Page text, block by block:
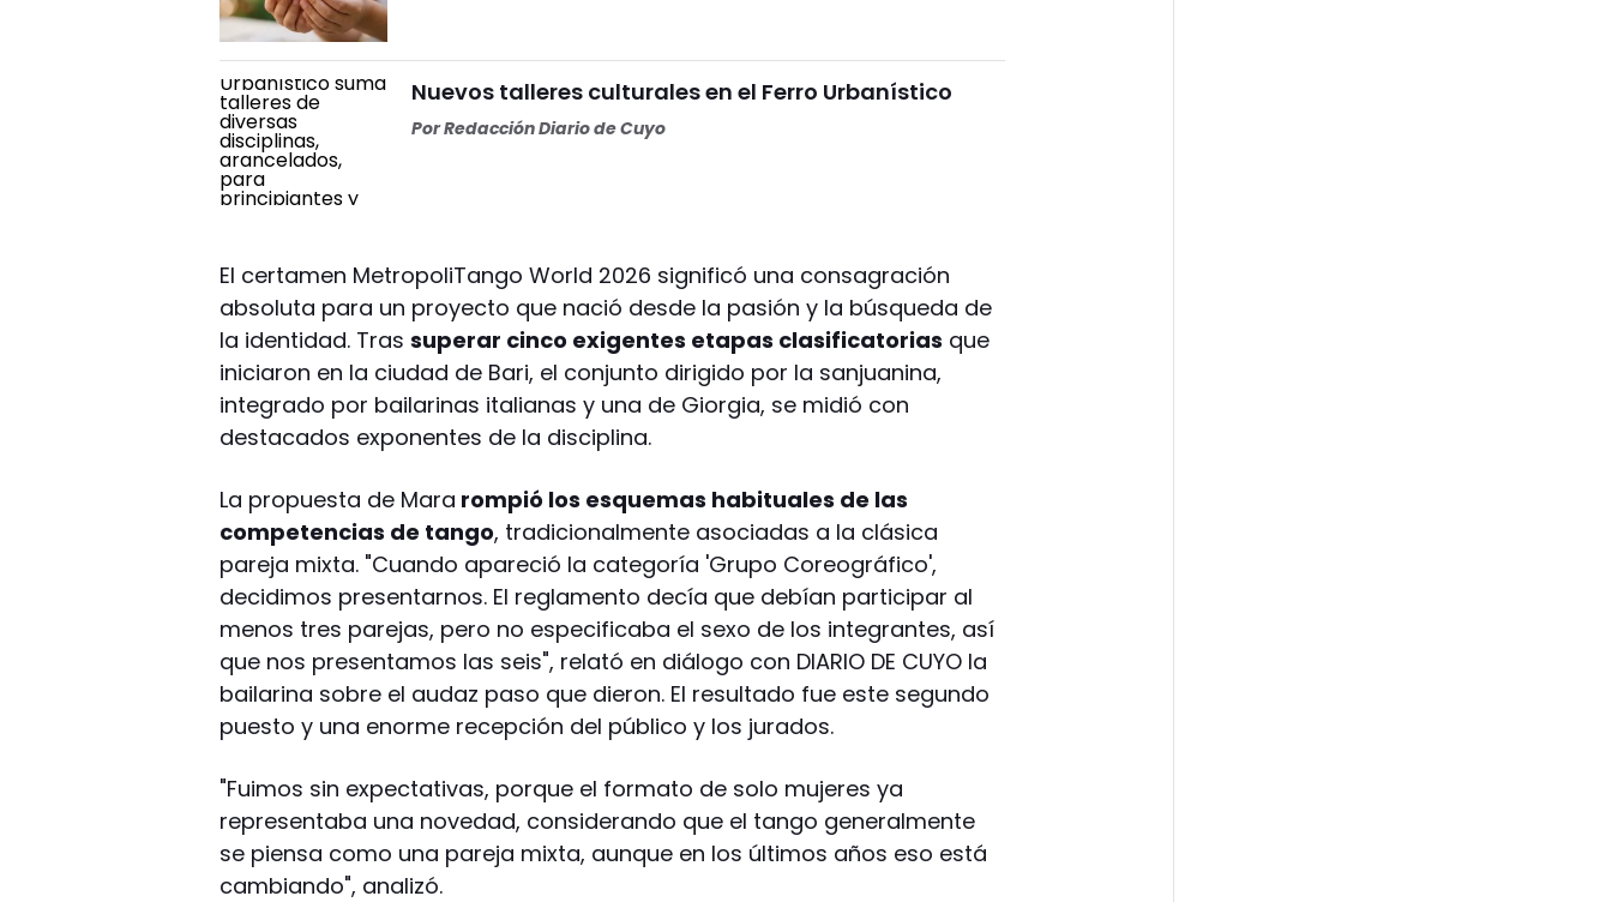
Nuevos talleres culturales en el Ferro Urbanístico
PorRedacción Diario de Cuyo
El certamen MetropoliTango World 2026 significó una consagración
absoluta para un proyecto que nació desde la pasión y la búsqueda de
la identidad. Trassuperar cinco exigentes etapas clasificatorias que
iniciaron en la ciudad de Bari, el conjunto dirigido por la sanjuanina,
integrado por bailarinas italianas y una de Giorgia, se midió con
destacados exponentes de la disciplina.
La propuesta de Mara rompió los esquemas habituales de las
competencias de tango, tradicionalmente asociadas a la clásica
pareja mixta. "Cuando apareció la categoría 'Grupo Coreográfico',
decidimos presentarnos. El reglamento decía que debían participar al
menos tres parejas, pero no especificaba el sexo de los integrantes, así
que nos presentamos las seis", relató en diálogo con DIARIO DE CUYO la
bailarina sobre el audaz paso que dieron. El resultado fue este segundo
puesto y una enorme recepción del público y los jurados.
"Fuimos sin expectativas, porque el formato de solo mujeres ya
representaba una novedad, considerando que el tango generalmente
se piensa como una pareja mixta, aunque en los últimos años eso está
cambiando", analizó.